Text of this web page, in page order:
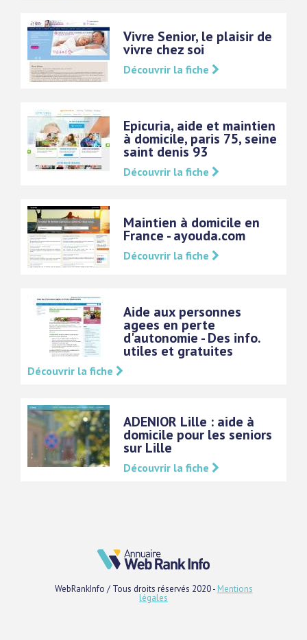
Vivre Senior, le plaisir de
vivre chez soi
Découvrir la fiche
Epicuria, aide et maintien
à domicile, paris 75, seine
saint denis 93
Découvrir la fiche
Maintien à domicile en
France - ayouda.com
Découvrir la fiche
Aide aux personnes
agees en perte
d'autonomie - Des info.
utiles et gratuites
Découvrir la fiche
ADENIOR Lille : aide à
domicile pour les seniors
sur Lille
Découvrir la fiche
WebRankInfo / Tous droits réservés 2020 - Mentions
légales